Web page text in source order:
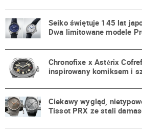
Seiko świętuje 145 lat
Dwa limitowane modele
Chronofixe x Astérix
inspirowany komiksem i
Ciekawy wygląd,
Tissot PRX ze stali